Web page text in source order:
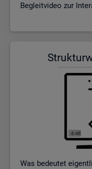
Be­gleit­vi­deo zur
Was be­deu­tet